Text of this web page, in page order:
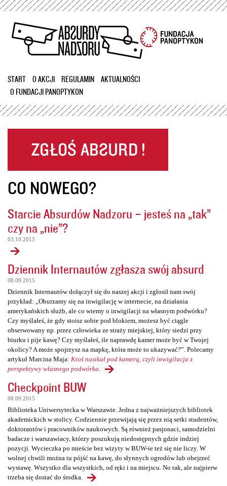
Przejdź
treści
START O AKCJI REGULAMIN
AKTUALNOŚCI
O FUNDACJI PANOPTYKON
CO NOWEGO?
Starcie Absurdów Nadzoru – jesteś na „tak”
czy na „nie”?
03.10.2015
Dziennik Internautów zgłasza swój absurd
08.09.2015
Dziennik Internautów dołączył się do naszej akcji i zgłosił nam swój
przykład: „Oburzamy się na inwigilację w internecie, na działania
amerykańskich służb, ale co wiemy o inwigilacji na własnym podwórku?
Czy myślałeś, że gdy stoisz sobie pod blokiem, możesz być ciągle
obserwowany np. przez człowieka ze straży miejskiej, który siedzi przy
biurku i pije kawę? Czy myślałeś, ile naprawdę kamer może być w Twojej
okolicy? A może spojrzysz na mapkę, która może to ukazywać?”. Polecamy
artykuł Marcina Maja: Ktoś nasikał pod kamerą, czyli inwigilacja z
perspektywy własnego podwórka
Checkpoint BUW
08.09.2015
Biblioteka Uniwersytecka w Warszawie. Jedna z najważniejszych bibliotek
akademickich w stolicy. Codziennie przewijają się przez nią setki studentów,
doktorantów i pracowników naukowych. Są również pasjonaci, samodzielni
badacze i warszawiacy, którzy poszukują niedostępnych gdzie indziej
pozycji. Wycieczka po mieście bez wizyty w BUW-ie też się nie liczy. W
wolnej chwili można tu pójść na kawę, do słynnych ogrodów lub obejrzeć
wystawę. Wszystko dla wszystkich, od ręki i na miejscu. No tak, ale najpierw
trzeba się dostać do środka.